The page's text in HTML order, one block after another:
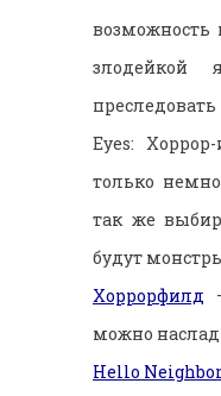
возможность
злодейкой
Eyes:
только
так же
будут
Хоррорфилд
можно
Hello